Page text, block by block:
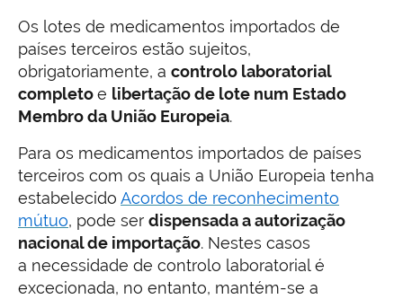
Os lotes de medicamentos importados de
países terceiros estão sujeitos,
obrigatoriamente, a controlo laboratorial
completoe libertação de lote num Estado
Membro da União Europeia.
Para os medicamentos importados de países
terceiros com os quais a União Europeia tenha
estabelecido Acordos de reconhecimento
mútuo, pode ser dispensada a autorização
nacional de importação. Nestes casos
a necessidade de controlo laboratorial é
excecionada, no entanto, mantém-se a